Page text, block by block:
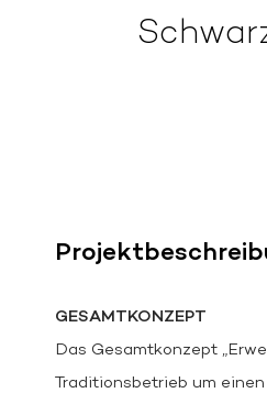
GESAMTKONZEPT
Das Gesamtkonzept
Traditionsbetrieb um